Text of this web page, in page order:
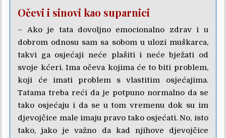
Očevi i sinovi kao suparnici
– Ako je tata dovoljno emocionalno zdrav i u
dobrom odnosu sam sa sobom u ulozi muškarca,
takvi ga osjećaji neće plašiti i neće bježati od
svoje kćeri. Ima očeva kojima će to biti problem,
koji će imati problem s vlastitim osjećajima.
Tatama treba reći da je potpuno normalno da se
tako osjećaju i da se u tom vremenu dok su im
djevojčice male imaju pravo tako osjećati. No, isto
tako, jako je važno da kad njihove djevojčice